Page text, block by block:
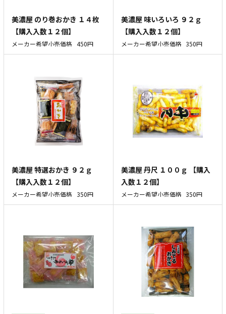
美濃屋 のり巻おかき １４枚
【購入入数１２個】
メーカー希望小売価格 450円
美濃屋 味いろいろ ９２ｇ
【購入入数１２個】
メーカー希望小売価格 350円
美濃屋 特選おかき ９２ｇ
【購入入数１２個】
メーカー希望小売価格 350円
美濃屋 丹尺 １００ｇ 【購入
入数１２個】
メーカー希望小売価格 350円